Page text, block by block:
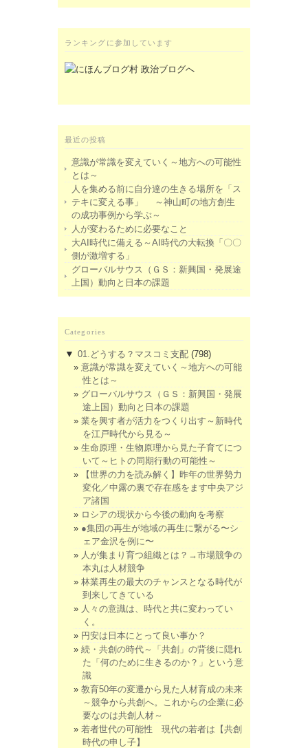
ランキングに参加しています
最近の投稿
意識が常識を変えていく～地方への可能性
とは～
人を集める前に自分達の生きる場所を「ス
テキに変える事」 ～神山町の地方創生
の成功事例から学ぶ～
人が変わるために必要なこと
大AI時代に備える～AI時代の大転換「〇〇
側が激増する」
グローバルサウス（ＧＳ：新興国・発展途
上国）動向と日本の課題
Categories
▼ 01.どうする？マスコミ支配 (798)
意識が常識を変えていく～地方への可能
性とは～
グローバルサウス（ＧＳ：新興国・発展
途上国）動向と日本の課題
業を興す者が活力をつくり出す～新時代
を江戸時代から見る～
生命原理・生物原理から見た子育てにつ
いて～ヒトの同期行動の可能性～
【世界の力を読み解く】昨年の世界勢力
変化／中露の裏で存在感をます中央アジ
ア諸国
ロシアの現状から今後の動向を考察
●集団の再生が地域の再生に繋がる〜シ
ェア金沢を例に〜
人が集まり育つ組織とは？→市場競争の
本丸は人材競争
林業再生の最大のチャンスとなる時代が
到来してきている
人々の意識は、時代と共に変わってい
く。
円安は日本にとって良い事か？
続・共創の時代～「共創」の背後に隠れ
た「何のために生きるのか？」という意
識
教育50年の変遷から見た人材育成の未来
～競争から共創へ。これからの企業に必
要なのは共創人材～
若者世代の可能性 現代の若者は【共創
時代の申し子】